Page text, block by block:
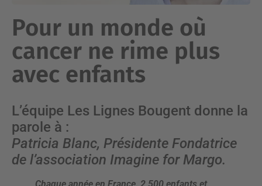
Pour un monde où
cancer ne rime plus
avec enfants
L’équipe Les Lignes Bougent donne la
parole à :
Patricia Blanc, Présidente Fondatrice
de l’association Imagine for Margo.